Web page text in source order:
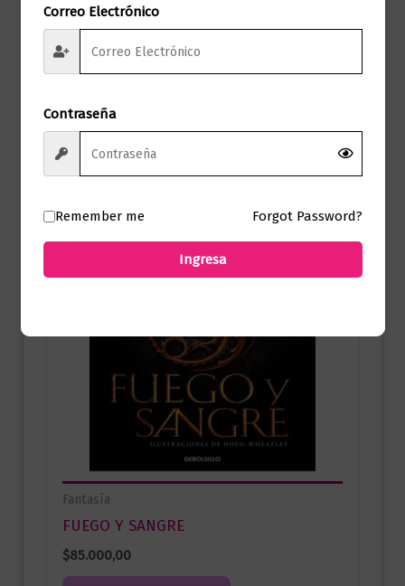
El legado robado
Añadir al carrito
Fantasía
FUEGO Y SANGRE
$85.000,00
Correo Electrónico
Contraseña
Remember me Forgot Password?
Ingresa